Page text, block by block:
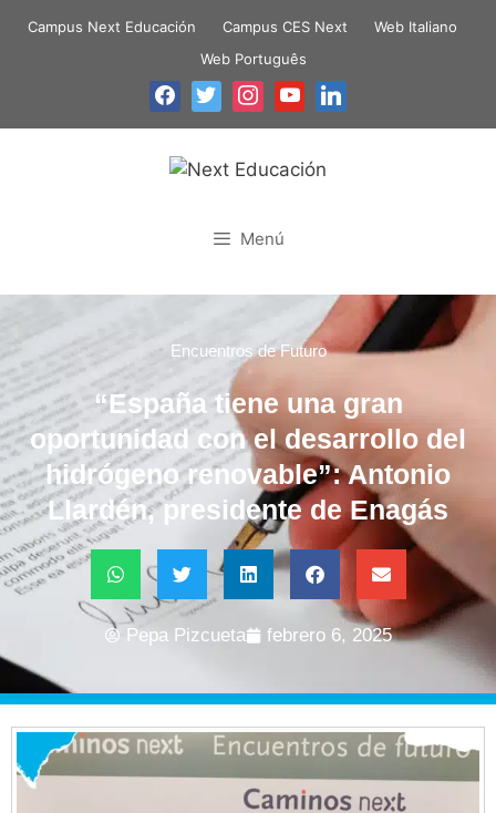
Campus Next Educación Campus CES Next
Web Italiano
Web Português
Menú
Encuentros de Futuro
“España tiene una gran
oportunidad con el desarrollo del
hidrógeno renovable”: Antonio
Llardén, presidente de Enagás
Pepa Pizcueta febrero 6, 2025